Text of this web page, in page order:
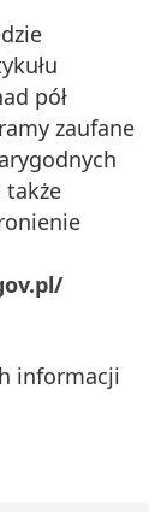
pół
zaufane
także
informacji